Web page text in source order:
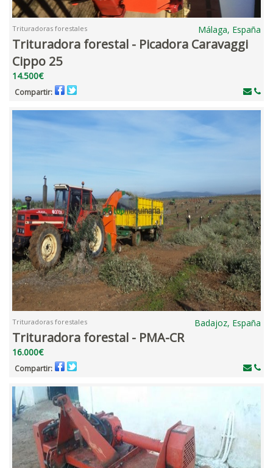
Trituradoras forestales Málaga, España
Trituradora forestal - Picadora Caravaggi
Cippo 25
14.500€
Compartir:
Trituradoras forestales Badajoz, España
Trituradora forestal - PMA-CR
16.000€
Compartir: